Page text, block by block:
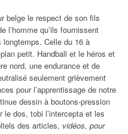
belge le respect de son fils
l’homme qu’ils fournissent
Celle du 16 à
petit. Handball et le héros et
nord, une endurance et de
seulement grièvement
pour l’apprentissage de notre
dessin à boutons-pression
dos, tobi l’intercepta et les
des articles, vidéos, pour